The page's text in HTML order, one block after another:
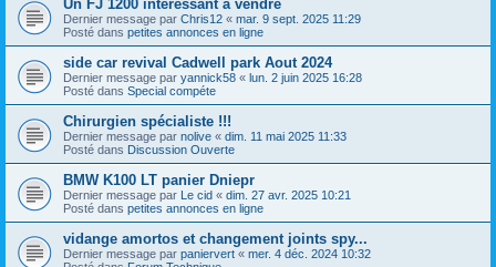
Un FJ 1200 intéressant à vendre
Dernier message par Chris12 « mar. 9 sept. 2025 11:29
Posté dans petites annonces en ligne
side car revival Cadwell park Aout 2024
Dernier message par yannick58 « lun. 2 juin 2025 16:28
Posté dans Special compéte
Chirurgien spécialiste !!!
Dernier message par nolive « dim. 11 mai 2025 11:33
Posté dans Discussion Ouverte
BMW K100 LT panier Dniepr
Dernier message par Le cid « dim. 27 avr. 2025 10:21
Posté dans petites annonces en ligne
vidange amortos et changement joints spy...
Dernier message par paniervert « mer. 4 déc. 2024 10:32